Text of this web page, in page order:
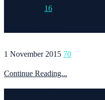
16
1 November 2015 70
Continue Reading...